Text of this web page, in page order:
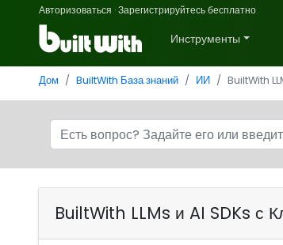
Авторизоваться ·Зарегистрируйтесь бесплатно
Инструменты
Дом BuiltWith База знаний ИИ BuiltWith
BuiltWith LLMs и AI SDKs с